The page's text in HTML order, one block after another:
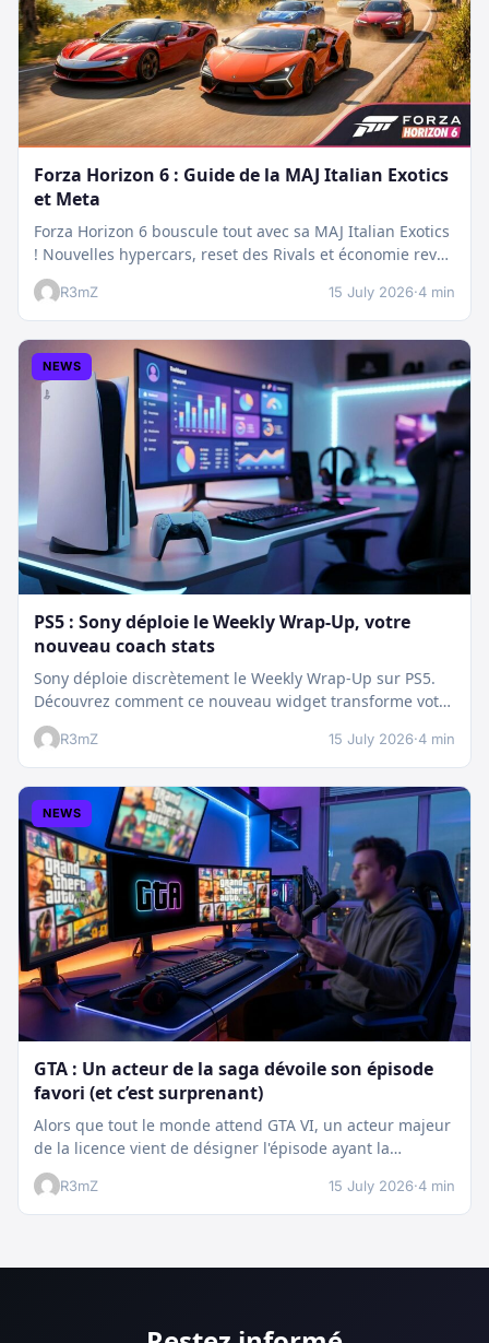
Forza Horizon 6 : Guide de la MAJ Italian Exotics
et Meta
Forza Horizon 6 bouscule tout avec sa MAJ Italian Exotics
! Nouvelles hypercars, reset des Rivals et économie revue
:…
R3mZ 15 July 2026·4 min
NEWS
PS5 : Sony déploie le Weekly Wrap-Up, votre
nouveau coach stats
Sony déploie discrètement le Weekly Wrap-Up sur PS5.
Découvrez comment ce nouveau widget transforme votre
dashboard et booste votre suivi…
R3mZ 15 July 2026·4 min
NEWS
GTA : Un acteur de la saga dévoile son épisode
favori (et c’est surprenant)
Alors que tout le monde attend GTA VI, un acteur majeur
de la licence vient de désigner l'épisode ayant la…
R3mZ 15 July 2026·4 min